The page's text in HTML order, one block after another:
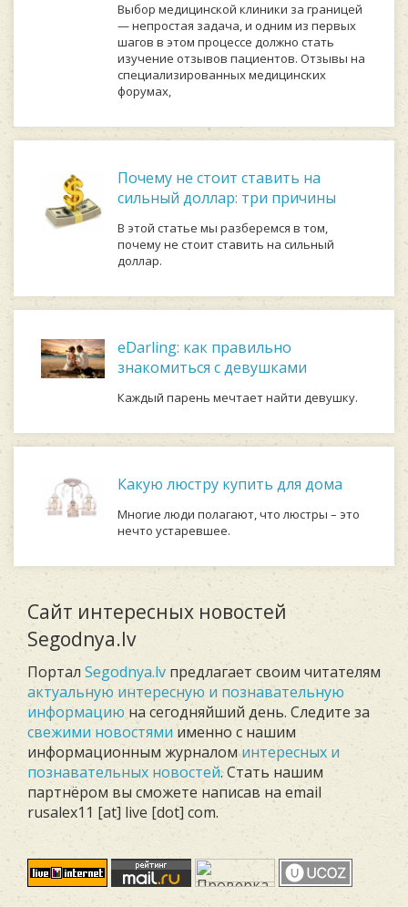
Выбор медицинской клиники за границей
— непростая задача, и одним из первых
шагов в этом процессе должно стать
изучение отзывов пациентов. Отзывы на
специализированных медицинских
форумах,
Почему не стоит ставить на
сильный доллар: три причины
В этой статье мы разберемся в том,
почему не стоит ставить на сильный
доллар.
eDarling: как правильно
знакомиться с девушками
Каждый парень мечтает найти девушку.
Какую люстру купить для дома
Многие люди полагают, что люстры – это
нечто устаревшее.
Сайт интересных новостей
Segodnya.lv
Портал Segodnya.lv предлагает своим читателям
актуальную интересную и познавательную
информацию на сегодняйший день. Следите за
свежими новостями именно с нашим
информационным журналоминтересных и
познавательных новостей. Стать нашим
партнёром вы сможете написав на email
rusalex11 [at] live [dot] com.